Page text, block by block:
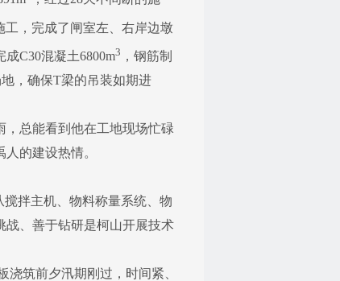
工，完成了闸室左、右岸边墩
C30混凝土6800m3 ，钢筋制
，确保T梁的吊装如期进
总能看到他在工地现场忙碌
的建设热情。
拌主机、物料称量系统、物
战、善于钻研是柯山开展技术
筑前夕汛期刚过，时间紧、